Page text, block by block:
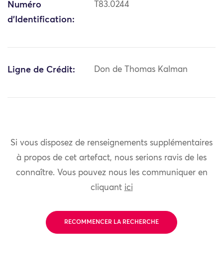
Numéro
d'Identification:
T83.0244
Ligne de Crédit: Don de Thomas Kalman
Si vous disposez de renseignements supplémentaires
à propos de cet artefact, nous serions ravis de les
connaître. Vous pouvez nous les communiquer en
cliquant ici
RECOMMENCER LA RECHERCHE